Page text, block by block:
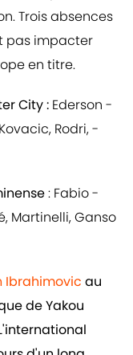
Trois absences
pas impacter
en titre.
City : Ederson -
Rodri, -
: Fabio -
Martinelli, Ganso
Ibrahimovic au
de Yakou